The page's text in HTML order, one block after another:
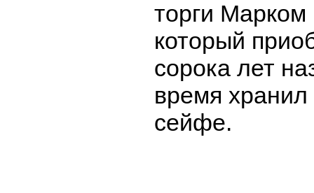
торги
который
сорока лет
время
сейфе.